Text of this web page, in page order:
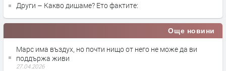
Други – Какво дишаме? Ето фактите:
Още новини
Марс има въздух, но почти нищо от него не може да ви
поддържа живи
27.04.2026